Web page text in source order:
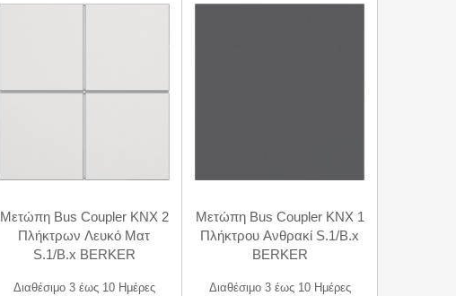
Μετώπη Bus Coupler KNX 2
Πλήκτρων Λευκό Ματ
S.1/B.x BERKER
Διαθέσιμο 3 έως 10 Ημέρες
Μετώπη Bus Coupler KNX 1
Πλήκτρου Ανθρακί S.1/B.x
BERKER
Διαθέσιμο 3 έως 10 Ημέρες